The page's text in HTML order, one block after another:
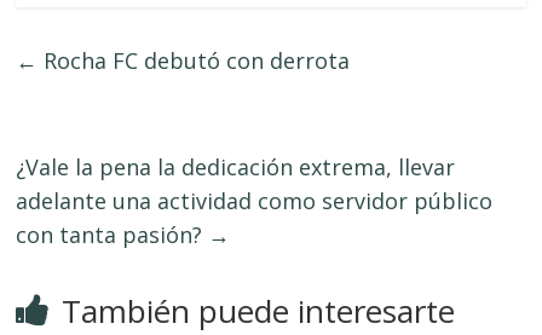
← Rocha FC debutó con derrota
¿Vale la pena la dedicación extrema, llevar
adelante una actividad como servidor público
con tanta pasión? →
También puede interesarte